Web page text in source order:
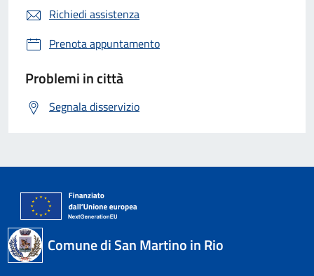
Richiedi assistenza
Prenota appuntamento
Problemi in città
Segnala disservizio
Comune di San Martino in Rio